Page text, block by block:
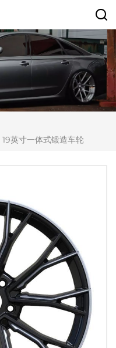
19英寸一体式锻造车轮